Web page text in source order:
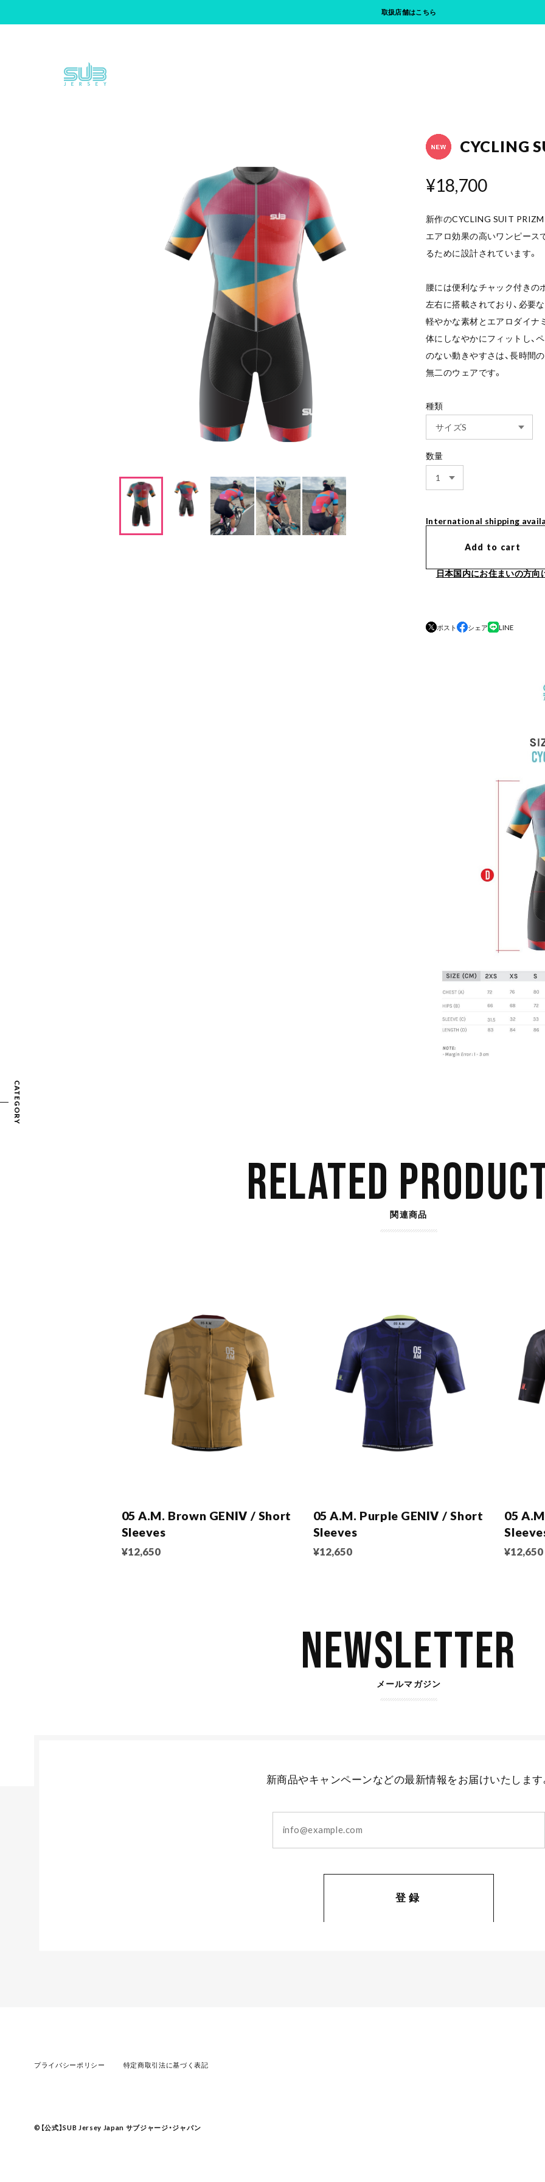
取扱店舗はこちら
CATEGORY
CYCLING
¥18,700
新作のCYCLING SUIT PRIZM
エアロ効果の高いワンピース
るために設計されています。
腰には便利なチャック付きの
左右に搭載されており、必要
軽やかな素材とエアロダイナ
体にしなやかにフィットし、
のない動きやすさは、長時間
無二のウェアです。
種類
数量
International shipping
Add to cart
日本国内にお住まいの方向
ポスト シェア LINE
RELATED
関連商品
05 A.M. Brown GENⅣ / Short
Sleeves
¥12,650
05 A.M. Purple GENⅣ / Short
Sleeves
¥12,650
05
¥12,650
Newsletter
メールマガジン
新商品やキャンペーンなどの最新情報をお届けいたします
登録
プライバシーポリシー 特定商取引法に基づく表記
©︎【公式】SUB Jersey Japan サブジャージ・ジャパン